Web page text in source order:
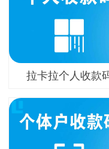
拉卡拉个人收款